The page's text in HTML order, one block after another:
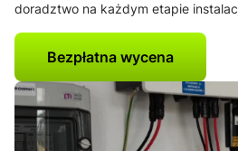
doradztwo na każdym etapie
Bezpłatna wycena